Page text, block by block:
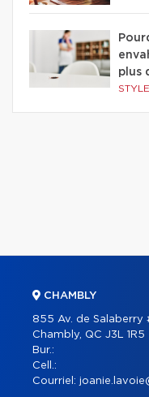
plus
CHAMBLY
855 Av. de Salaberry
Chambly, QC J3L 1R5
Bur.:
Cell.:
Courriel: